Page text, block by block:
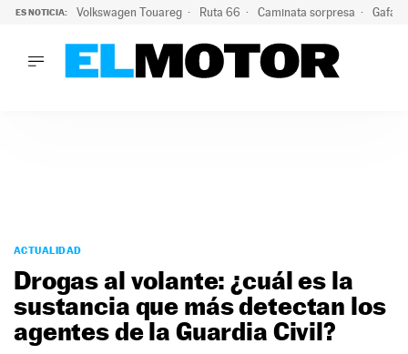
ES NOTICIA: Volkswagen Touareg Ruta 66 Caminata sorpresa Gafas
PODCAST
MOTOS
TECNOLOGÍA
MOTORTV
ACTUALIDAD
Drogas al volante: ¿cuál es la
sustancia que más detectan los
agentes de la Guardia Civil?